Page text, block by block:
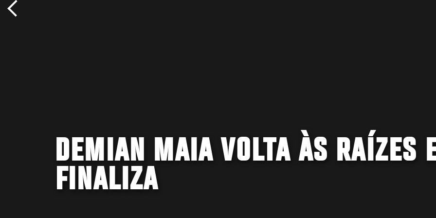
DEMIAN MAIA VOLTA ÀS RAÍZES
FINALIZA